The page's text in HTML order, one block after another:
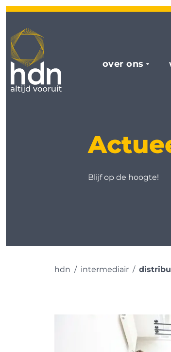
over ons
Blijf op de hoogte!
hdn intermediair